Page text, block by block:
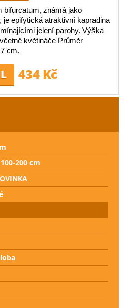
bifurcatum, známá jako
je epifytická atraktivní kapradina
jelení parohy. Výška
květináče Průměr
cm.
434 Kč
200 cm